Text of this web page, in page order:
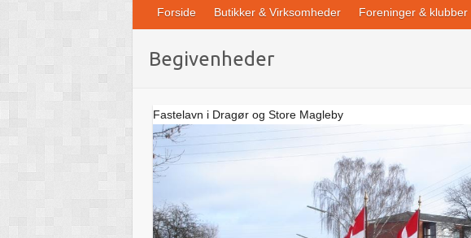
Forside Butikker & Virksomheder Foreninger & klubber
Begivenheder
Fastelavn i Dragør og Store Magleby